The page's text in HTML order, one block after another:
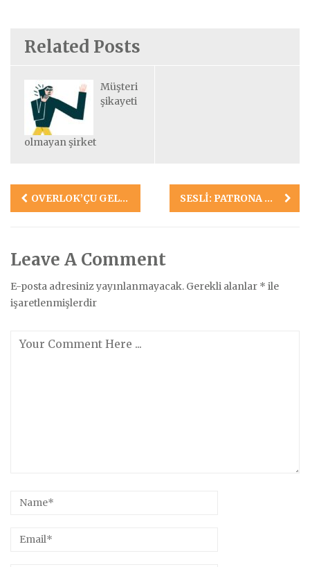
Related Posts
Müşteri
şikayeti
olmayan şirket
Yazı
OVERLOK’ÇU GELDI SESLİ: PATRONA BAĞIRAN KALITECI
Leave A Comment
E-posta adresiniz yayınlanmayacak. Gerekli alanlar * ile
işaretlenmişlerdir